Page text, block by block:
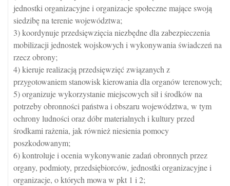
jednostki organizacyjne i organizacje społeczne mające swoją
siedzibę na terenie województwa;
3) koordynuje przedsięwzięcia niezbędne dla zabezpieczenia
mobilizacji jednostek wojskowych i wykonywania świadczeń na
rzecz obrony;
4) kieruje realizacją przedsięwzięć związanych z
przygotowaniem stanowisk kierowania dla organów terenowych;
5) organizuje wykorzystanie miejscowych sił i środków na
potrzeby obronności państwa i obszaru województwa, w tym
ochrony ludności oraz dóbr materialnych i kultury przed
środkami rażenia, jak również niesienia pomocy
poszkodowanym;
6) kontroluje i ocenia wykonywanie zadań obronnych przez
organy, podmioty, przedsiębiorców, jednostki organizacyjne i
organizacje, o których mowa w pkt 1 i 2;